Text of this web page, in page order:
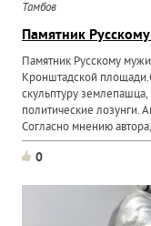
Тамбов
Памятник
Памятник Русскому
Кронштадской
скульптуру
политические лозунги.
Согласно мнению
0